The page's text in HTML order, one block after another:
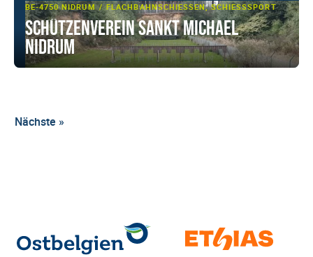
BE-4750 NIDRUM FLACHBAHNSCHIESSEN, SCHIESSSPORT
Schützenverein Sankt Michael
Nidrum
Nächste »